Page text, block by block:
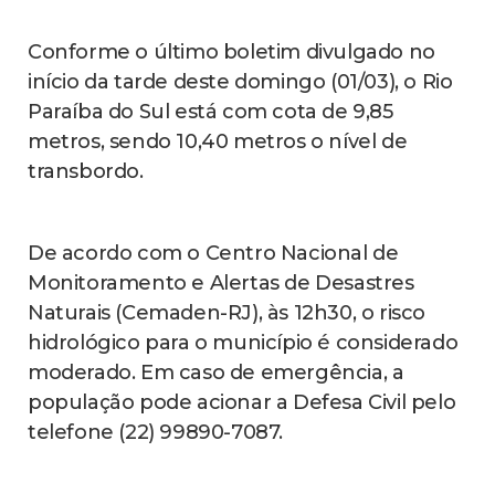
Conforme o último boletim divulgado no
início da tarde deste domingo (01/03), o Rio
Paraíba do Sul está com cota de 9,85
metros, sendo 10,40 metros o nível de
transbordo.
De acordo com o Centro Nacional de
Monitoramento e Alertas de Desastres
Naturais (Cemaden-RJ), às 12h30, o risco
hidrológico para o município é considerado
moderado. Em caso de emergência, a
população pode acionar a Defesa Civil pelo
telefone (22) 99890-7087.